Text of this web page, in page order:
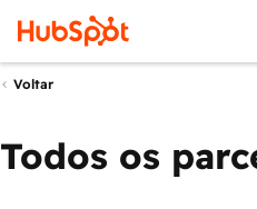
Voltar
Todos os